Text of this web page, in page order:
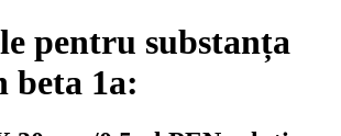
pentru substanța
beta 1a: